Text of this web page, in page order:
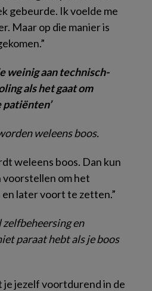
gebeurde. Ik voelde me
Maar op die manier is
weinig aan technisch-
als het gaat om
weleens boos.
weleens boos. Dan kun
voorstellen om het
later voort te zetten.”
en
paraat hebt als je boos
je jezelf voortdurend in de